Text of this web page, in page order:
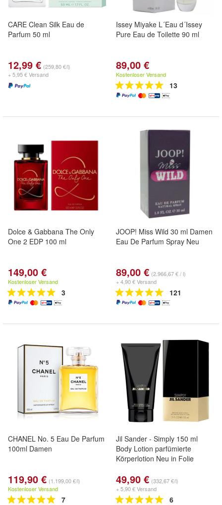
CARE Clean Silk Eau de
Parfum 50 ml
12,99 € (259,80 €/l)
+ 5,95 € Versand
Issey Miyake L´Eau d´Issey
Pure Eau de Toilette 90 ml
89,00 €
Kostenloser Versand
13
Dolce & Gabbana The Only
One 2 EDP 100 ml
149,00 €
Kostenloser Versand
3
JOOP! Miss Wild 30 ml Damen
Eau De Parfum Spray Neu
89,00 € (2.966,67 € / l)
+ 4,90 € Versand
121
CHANEL No. 5 Eau De Parfum
100ml Damen
119,90 € (1.199,00 €/l)
Kostenloser Versand
7
Jil Sander - Simply 150 ml
Body Lotion parfümierte
Körperlotion Neu in Folie
49,90 € (332,67 €/l)
+ 5,90 € Versand
6